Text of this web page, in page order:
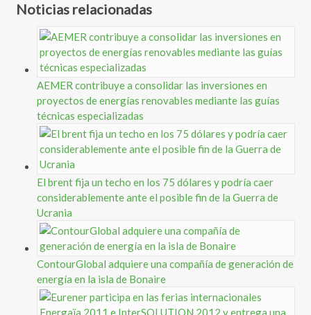
Noticias relacionadas
AEMER contribuye a consolidar las inversiones en
proyectos de energías renovables mediante las guías
técnicas especializadas
El brent fija un techo en los 75 dólares y podría caer
considerablemente ante el posible fin de la Guerra de
Ucrania
ContourGlobal adquiere una compañía de generación de
energía en la isla de Bonaire